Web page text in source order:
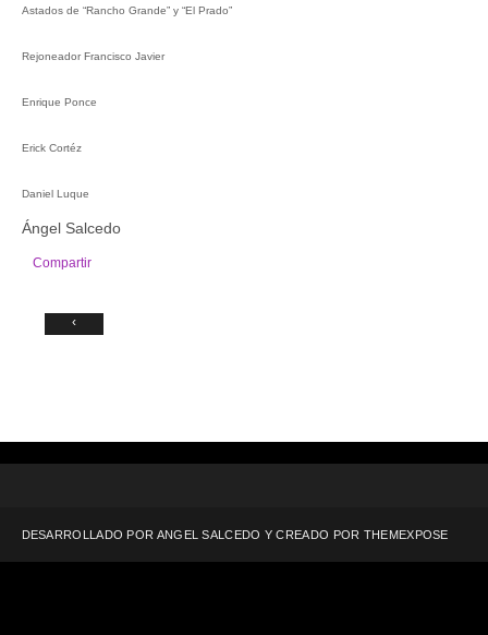
Astados de “Rancho Grande” y “El Prado”
Rejoneador Francisco Javier
Enrique Ponce
Erick Cortéz
Daniel Luque
Ángel Salcedo
Compartir
‹
DESARROLLADO POR ANGEL SALCEDO Y CREADO POR THEMEXPOSE